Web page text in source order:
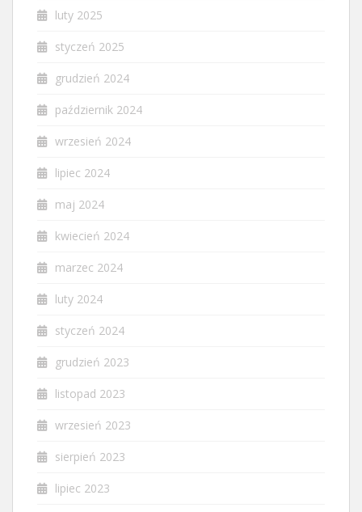
luty 2025
styczeń 2025
grudzień 2024
październik 2024
wrzesień 2024
lipiec 2024
maj 2024
kwiecień 2024
marzec 2024
luty 2024
styczeń 2024
grudzień 2023
listopad 2023
wrzesień 2023
sierpień 2023
lipiec 2023